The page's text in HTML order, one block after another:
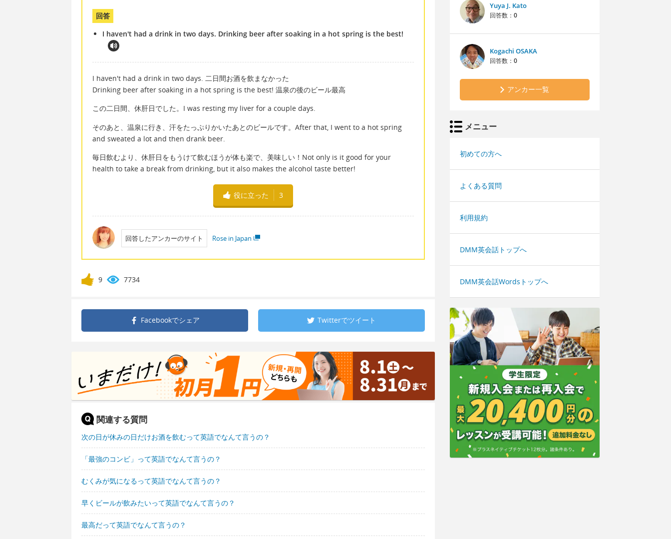
回答
I haven't had a drink in two days. Drinking beer after soaking in a hot spring is the best!
I haven't had a drink in two days. 二日間お酒を飲まなかった
Drinking beer after soaking in a hot spring is the best! 温泉の後のビール最高
この二日間、休肝日でした。I was resting my liver for a couple days.
そのあと、温泉に行き、汗をたっぷりかいたあとのビールです。After that, I went to a hot spring
and sweated a lot and then drank beer.
毎日飲むより、休肝日をもうけて飲むほうが体も楽で、美味しい！Not only is it good for your
health to take a break from drinking, but it also makes the alcohol taste better!
役に立った 3
回答したアンカーのサイト Rose in Japan
9 7734
Facebookでシェア Twitterでツイート
関連する質問
次の日が休みの日だけお酒を飲むって英語でなんて言うの？
「最強のコンビ」って英語でなんて言うの？
むくみが気になるって英語でなんて言うの？
早くビールが飲みたいって英語でなんて言うの？
最高だって英語でなんて言うの？
Yuya J. Kato
回答数： 0
Kogachi OSAKA
回答数： 0
アンカー一覧
メニュー
初めての方へ
よくある質問
利用規約
DMM英会話トップへ
DMM英会話Wordsトップへ